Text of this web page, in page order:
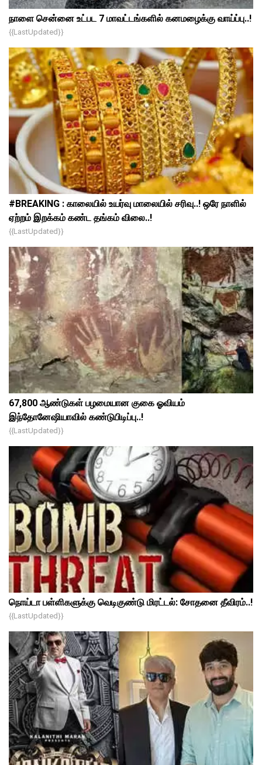
நாளை சென்னை உட்பட 7 மாவட்டங்களில் கனமழைக்கு வாய்ப்பு..!
{{lastUpdated}}
#BREAKING : காலையில் உயர்வு மாலையில் சரிவு..! ஒரே நாளில்
ஏற்றம் இறக்கம் கண்ட தங்கம் விலை..!
{{lastUpdated}}
67,800 ஆண்டுகள் பழமையான குகை ஓவியம்
இந்தோனேஷியாவில் கண்டுபிடிப்பு..!
{{lastUpdated}}
நொய்டா பள்ளிகளுக்கு வெடிகுண்டு மிரட்டல்: சோதனை தீவிரம்..!
{{lastUpdated}}